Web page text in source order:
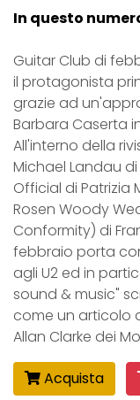
In questo
Guitar Club di
il protagonista
grazie ad
Barbara Caserta
All'interno della
Michael Landau
Official di Patrizia
Rosen Woody
Conformity) di
febbraio porta
agli U2 ed in
sound & music"
come un articolo
Allan Clarke dei
Acquista